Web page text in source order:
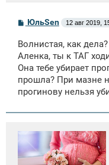
С
б
щ
н
и
ЮльSen 12 авг 2019,
Волнистая, как
Аленка, ты к ТАГ
Она тебе убирает
прошла? При мазне
прогинову нельзя